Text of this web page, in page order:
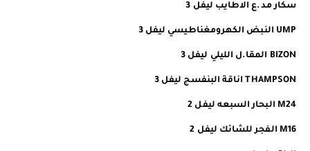
سكار مد.ع الاطايب ليفل 3
UMP النبض الكهرومغناطيسي ليفل 3
BIZON المقا.ل الليلي ليفل 3
THAMPSON اناقة البنفسج ليفل 3
M24 البحار السبعه ليفل 2
M16 الفجر للشائك ليفل 2